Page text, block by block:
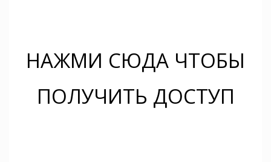
НАЖМИ СЮДА ЧТОБЫ
ПОЛУЧИТЬ ДОСТУП